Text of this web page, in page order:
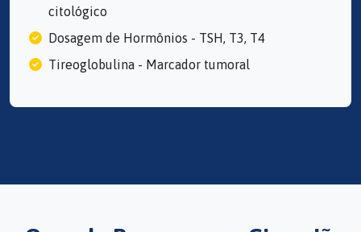
citológico
Dosagem de Hormônios - TSH, T3, T4
Tireoglobulina - Marcador tumoral